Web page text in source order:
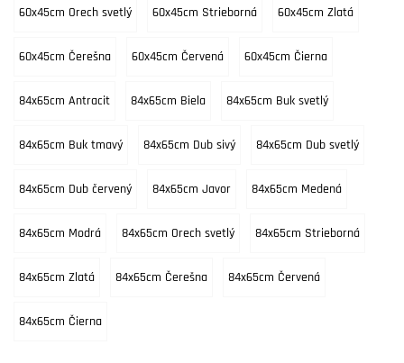
60x45cm Orech svetlý 60x45cm Strieborná 60x45cm Zlatá
60x45cm Čerešna 60x45cm Červená 60x45cm Čierna
84x65cm Antracit 84x65cm Biela 84x65cm Buk svetlý
84x65cm Buk tmavý 84x65cm Dub sivý 84x65cm Dub svetlý
84x65cm Dub červený 84x65cm Javor 84x65cm Medená
84x65cm Modrá 84x65cm Orech svetlý 84x65cm Strieborná
84x65cm Zlatá 84x65cm Čerešna 84x65cm Červená
84x65cm Čierna